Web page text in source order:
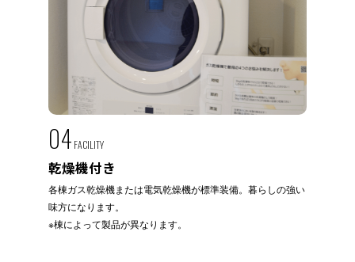
04 FACILITY
乾燥機付き
各棟ガス乾燥機または電気乾燥機が標準装備。暮らしの強い
味方になります。
※棟によって製品が異なります。